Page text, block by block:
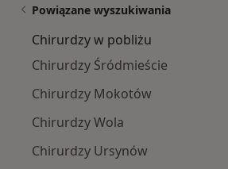
Powiązane wyszukiwania
Chirurdzy w pobliżu
Chirurdzy Śródmieście
Chirurdzy Mokotów
Chirurdzy Wola
Chirurdzy Ursynów